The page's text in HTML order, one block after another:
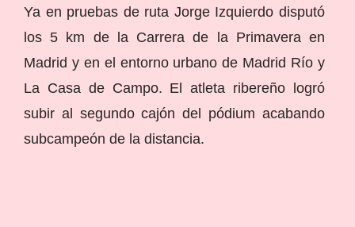
Ya en pruebas de ruta Jorge Izquierdo disputó
los 5 km de la Carrera de la Primavera en
Madrid y en el entorno urbano de Madrid Río y
La Casa de Campo. El atleta ribereño logró
subir al segundo cajón del pódium acabando
subcampeón de la distancia.